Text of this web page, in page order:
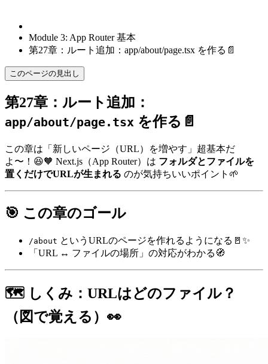
Module 3: App Router 基本
第27章：ルート追加：app/about/page.tsx を作る📄
このページの見出し
第27章：ルート追加：
app/about/page.tsx を作る📄
この章は「新しいページ（URL）を増やす」超基本だ
よ〜！😆🧡 Next.js（App Router）は フォルダとファイルを
置くだけでURLが生まれる のが気持ちいいポイント🌱
🎯 この章のゴール
/about というURLのページを作れるようになる🚪✨
「URL ↔ ファイルの場所」の対応がわかる🧭
🗺️ しくみ：URLはどのファイル？
（図で覚える）👀